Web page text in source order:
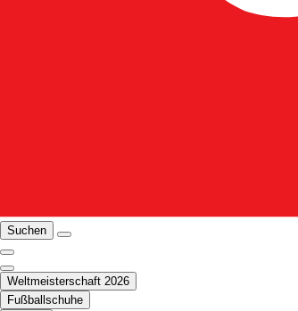
Suchen
Weltmeisterschaft 2026
Fußballschuhe